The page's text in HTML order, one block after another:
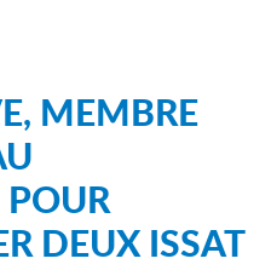
MEMBRE
DEUX ISSAT